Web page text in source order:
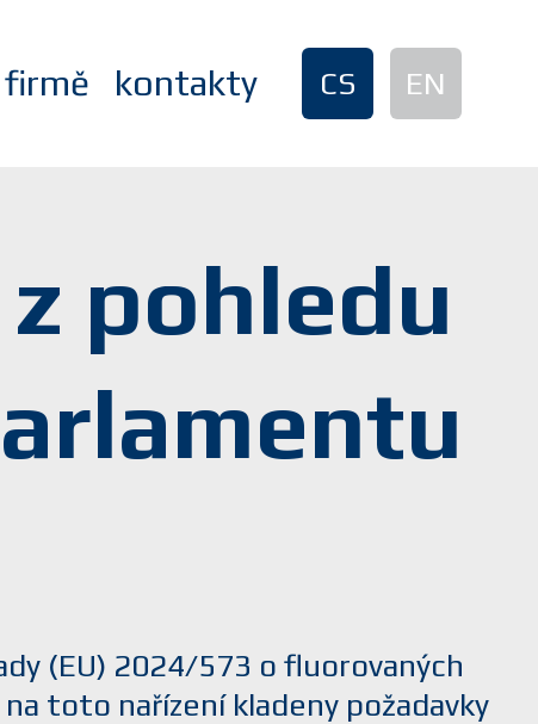
kontakty CS EN
pohledu
(EU) 2024/573 o fluorovaných
toto nařízení kladeny požadavky